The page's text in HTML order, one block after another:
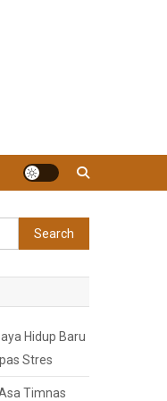
Search
for:
Hidup Baru
Stres
Timnas